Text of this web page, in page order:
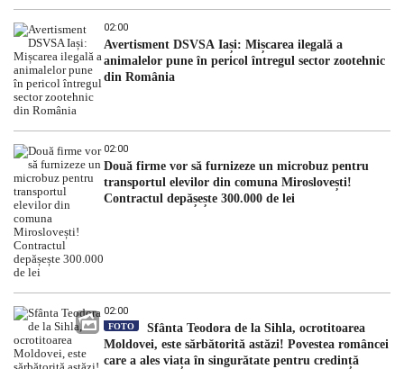
02:00
Avertisment DSVSA Iași: Mișcarea ilegală a
animalelor pune în pericol întregul sector zootehnic
din România
02:00
Două firme vor să furnizeze un microbuz pentru
transportul elevilor din comuna Miroslovești!
Contractul depășește 300.000 de lei
02:00
FOTO
Sfânta Teodora de la Sihla, ocrotitoarea
Moldovei, este sărbătorită astăzi! Povestea româncei
care a ales viața în singurătate pentru credință